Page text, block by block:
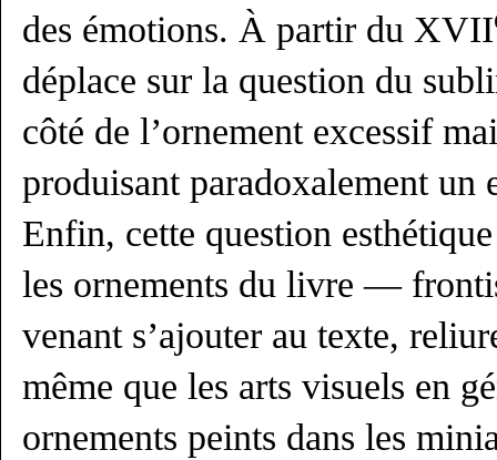
des émotions. À partir du XVII
déplace sur la question du
côté de l’ornement excessif
produisant paradoxalement un
Enfin, cette question
les ornements du livre —
venant s’ajouter au texte,
même que les arts visuels en
ornements peints dans les